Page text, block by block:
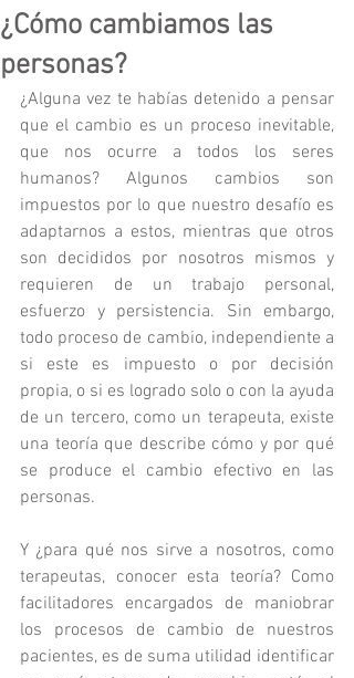
¿Cómo cambiamos las
personas?
¿Alguna vez te habías detenido a pensar
que el cambio es un proceso inevitable,
que nos ocurre a todos los seres
humanos? Algunos cambios son
impuestos por lo que nuestro desafío es
adaptarnos a estos, mientras que otros
son decididos por nosotros mismos y
requieren de un trabajo personal,
esfuerzo y persistencia. Sin embargo,
todo proceso de cambio, independiente a
si este es impuesto o por decisión
propia, o si es logrado solo o con la ayuda
de un tercero, como un terapeuta, existe
una teoría que describe cómo y por qué
se produce el cambio efectivo en las
personas.
Y ¿para qué nos sirve a nosotros, como
terapeutas, conocer esta teoría? Como
facilitadores encargados de maniobrar
los procesos de cambio de nuestros
pacientes, es de suma utilidad identificar